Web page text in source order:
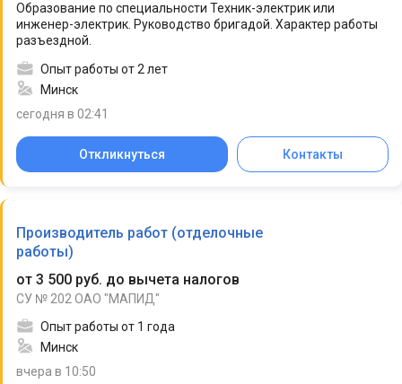
Образование по специальности Техник-электрик или
инженер-электрик. Руководство бригадой. Характер работы
разъездной.
Опыт работы от 2 лет
Минск
сегодня в 02:41
Откликнуться Контакты
Производитель работ (отделочные
работы)
от 3 500 руб. до вычета налогов
СУ № 202 ОАО "МАПИД"
Опыт работы от 1 года
Минск
вчера в 10:50